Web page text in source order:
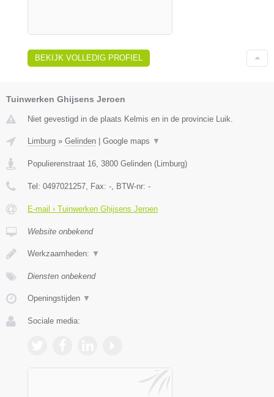
BEKIJK VOLLEDIG PROFIEL
Tuinwerken Ghijsens Jeroen
Niet gevestigd in de plaats Kelmis en in de provincie Luik.
Limburg » Gelinden | Google maps ▼
Populierenstraat 16 3800 Gelinden (Limburg)
Tel: 0497021257 , Fax: - , BTW-nr: -
E-mail › Tuinwerken Ghijsens Jeroen
Website onbekend
Werkzaamheden: ▼
Diensten onbekend
Openingstijden ▼
Sociale media: